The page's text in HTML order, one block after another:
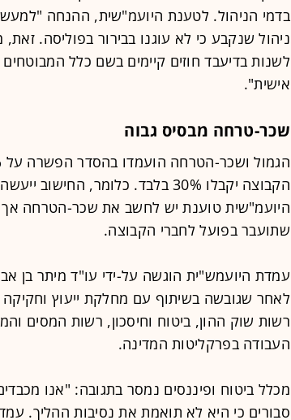
בדמי הניהול. לטענת היועמ"שית, ההנחה
ניהול שנקבע כי לא עוגנו בבירור בפוליסה.
לשנות בדיעבד חוזים קיימים בשם כלל
אישית".
שכר-טרחה מבסיס גבוה
הקבוצה יקבלו 30% בלבד. כלומר,
היועמ"שית טוענת יש לחשב את שכר-הטרחה
שתועבר בפועל לחברי הקבוצה.
עמדת היועמש"ית הוגשה על-ידי עו"ד מיתר בן
לאחר שגובשה בשיתוף עם מחלקת ייעוץ
רשות שוק ההון, ביטוח וחיסכון, רשות המסים
העבודה בפרקליטות המדינה.
מכלל ביטוח ופיננסים נמסר בתגובה: "אנו
סבורים כי היא לא תואמת את נסיבות ההליך.